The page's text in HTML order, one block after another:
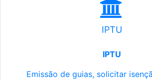
IPTU
IPTU
Emissão de guias, solicitar